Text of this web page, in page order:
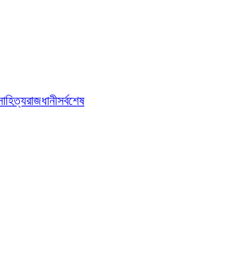
রাজধানীসর্বশেষ